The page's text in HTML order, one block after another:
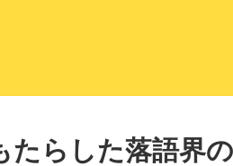
たらした落語界